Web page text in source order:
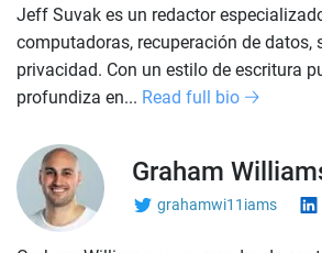
Jeff Suvak es un redactor
computadoras, recuperación de datos,
privacidad. Con un estilo de escritura
profundiza en... Read full bio
Graham
grahamwi11iams